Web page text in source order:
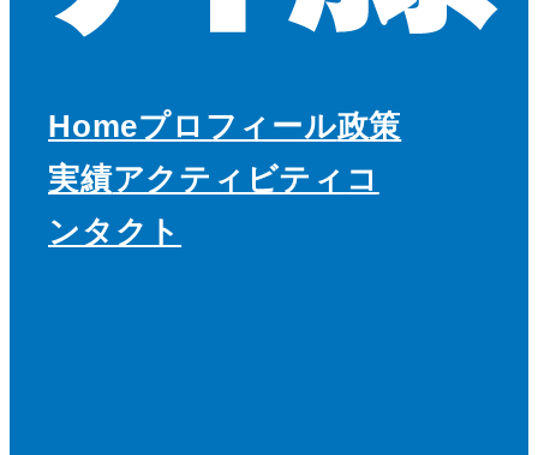
Homeプロフィール政策
実績アクティビティ コ
ンタクト